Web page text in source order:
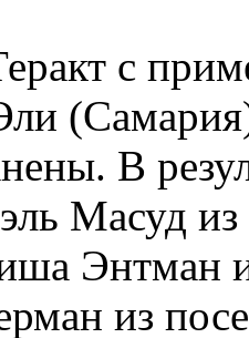
с
В
Масуд
Энтман
из